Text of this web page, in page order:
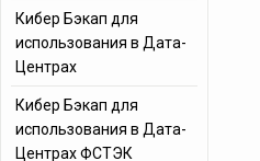
Кибер Бэкап для
использования в Дата-
Центрах
Кибер Бэкап для
использования в Дата-
Центрах ФСТЭК